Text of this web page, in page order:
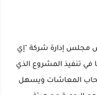
مجلس إدارة شركة "إي
في تنفيذ المشروع الذي
المعاشات ويسهل